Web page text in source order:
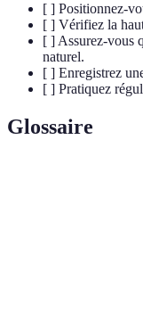
[ ] Positionnez-
[ ] Vérifiez la
[ ] Assurez-vous
naturel.
[ ] Enregistrez
[ ] Pratiquez
Glossaire